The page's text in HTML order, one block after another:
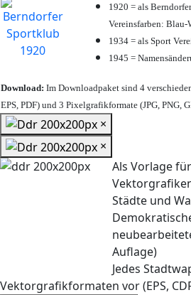
1920 = als
Vereinsfarben: Blau-
1934 = als Sport
1945 =
Download: Im Downloadpaket sind 4
EPS, PDF) und 3 Pixelgrafikformate (JPG, PNG,
×
×
Als Vorlage
Städte und
Auflage)
Jedes
Vektorgrafikformaten vor (EPS,